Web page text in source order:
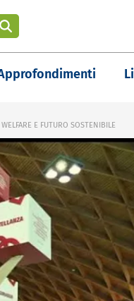
E FUTURO SOSTENIBILE